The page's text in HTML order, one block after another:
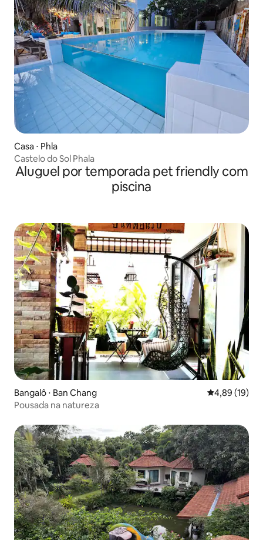
Casa ⋅ Phla
Castelo do Sol Phala
Aluguel por temporada pet friendly com
piscina
Bangalô ⋅ Ban Chang 4,89 de uma
4,89 (19)
Pousada na natureza